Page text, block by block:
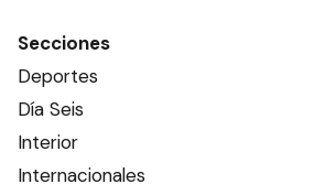
Secciones
Deportes
Día Seis
Interior
Internacionales